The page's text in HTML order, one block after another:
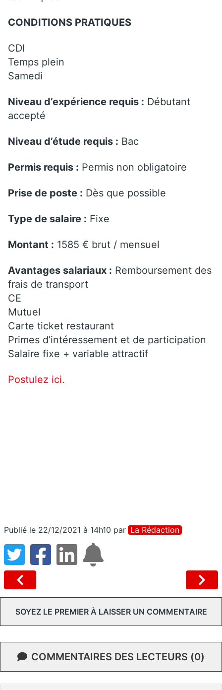
CONDITIONS PRATIQUES
CDI
Temps plein
Samedi
Niveau d’expérience requis : Débutant
accepté
Niveau d’étude requis : Bac
Permis requis : Permis non obligatoire
Prise de poste : Dès que possible
Type de salaire : Fixe
Montant : 1585 € brut / mensuel
Avantages salariaux : Remboursement des
frais de transport
CE
Mutuel
Carte ticket restaurant
Primes d’intéressement et de participation
Salaire fixe + variable attractif
Postulez ici.
Publié le 22/12/2021 à 14h10 par La Rédaction
SOYEZ LE PREMIER À LAISSER UN COMMENTAIRE
COMMENTAIRES DES LECTEURS (0)